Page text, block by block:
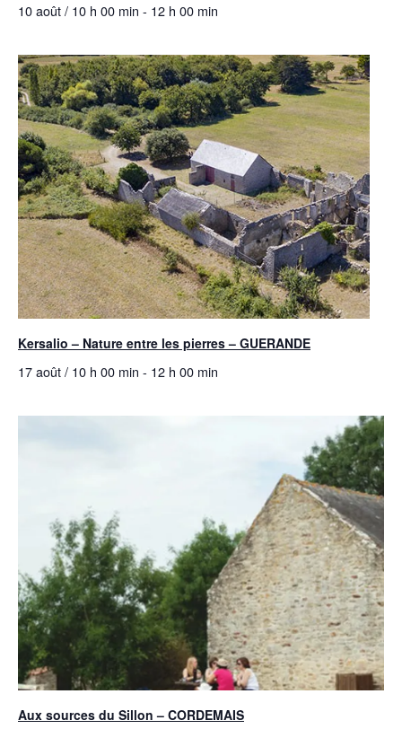
10 août / 10 h 00 min - 12 h 00 min
Kersalio – Nature entre les pierres – GUERANDE
17 août / 10 h 00 min - 12 h 00 min
Aux sources du Sillon – CORDEMAIS